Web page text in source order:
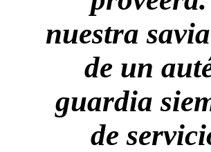
nuestra
de un
guardia
de